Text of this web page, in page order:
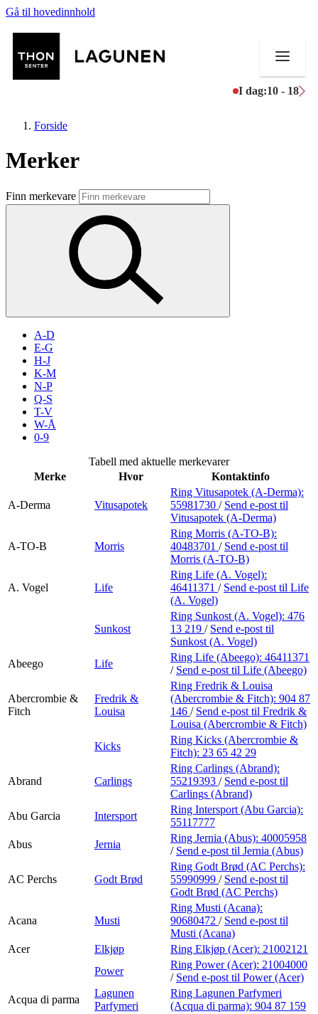
Gå til hovedinnhold
I dag:10 - 18
Butikker
Mat og drikke
Aktiviteter
Inspirasjon
Søk
Parkering
Praktisk informasjon
Gavekort
Forside
Merker
Finn merkevare
A-D
E-G
H-J
K-M
N-P
Q-S
T-V
W-Å
0-9
Tabell med aktuelle merkevarer
Merke
Hvor Kontaktinfo
A-Derma Vitusapotek
Ring Vitusapotek (A-Derma):
55981730 / Send e-post til
Vitusapotek (A-Derma)
A-TO-B Morris
Ring Morris (A-TO-B):
40483701 / Send e-post til
Morris (A-TO-B)
A. Vogel Life
Ring Life (A. Vogel):
46411371 / Send e-post til Life
(A. Vogel)
Sunkost
Ring Sunkost (A. Vogel): 476
13 219 / Send e-post til
Sunkost (A. Vogel)
Abeego
Life
Ring Life (Abeego): 46411371
/ Send e-post til Life (Abeego)
Abercrombie &
Fitch
Fredrik &
Louisa
Ring Fredrik & Louisa
(Abercrombie & Fitch): 904 87
146 / Send e-post til Fredrik &
Louisa (Abercrombie & Fitch)
Kicks
Ring Kicks (Abercrombie &
Fitch): 23 65 42 29
Abrand Carlings
Ring Carlings (Abrand):
55219393 / Send e-post til
Carlings (Abrand)
Abu Garcia
Intersport
Ring Intersport (Abu Garcia):
55117777
Abus
Jernia
Ring Jernia (Abus): 40005958
/ Send e-post til Jernia (Abus)
AC Perchs Godt Brød
Ring Godt Brød (AC Perchs):
55990999 / Send e-post til
Godt Brød (AC Perchs)
Acana Musti
Ring Musti (Acana):
90680472 / Send e-post til
Musti (Acana)
Acer
Elkjøp Ring Elkjøp (Acer): 21002121
Power
Ring Power (Acer): 21004000
/ Send e-post til Power (Acer)
Acqua di parma
Lagunen
Parfymeri
Ring Lagunen Parfymeri
(Acqua di parma): 904 87 159